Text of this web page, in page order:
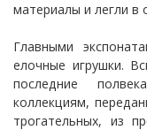
материалы и легли в
Главными
елочные игрушки.
последние
коллекциям,
трогательных, из